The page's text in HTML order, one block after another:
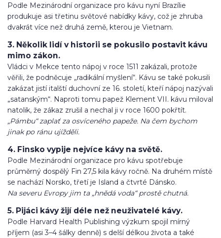
Podle Mezinárodní organizace pro kávu nyní Brazílie
produkuje asi třetinu světové nabídky kávy, což je zhruba
dvakrát více než druhá země, kterou je Vietnam.
3. Několik lidí v historii se pokusilo postavit kávu
mimo zákon.
Vládci v Mekce tento nápoj v roce 1511 zakázali, protože
věřili, že podněcuje „radikální myšlení“. Kávu se také pokusili
zakázat jistí italští duchovní ze 16. století, kteří nápoj nazývali
„satanským“. Naproti tomu papež Klement VII. kávu miloval
natolik, že zákaz zrušil a nechal ji v roce 1600 pokřtít.
„Pámbu“ zaplať za osvíceného papeže. Na čem bychom
jinak po ránu ujížděli.
4. Finsko vypije nejvíce kávy na světě.
Podle Mezinárodní organizace pro kávu spotřebuje
průměrný dospělý Fin 27,5 kila kávy ročně. Na druhém místě
se nachází Norsko, třetí je Island a čtvrté Dánsko.
Na severu Evropy jim ta „hnědá voda“ prostě chutná.
5. Pijáci kávy žijí déle než neuživatelé kávy.
Podle Harvard Health Publishing výzkum spojil mírný
příjem (asi 3–4 šálky denně) s delší délkou života a také